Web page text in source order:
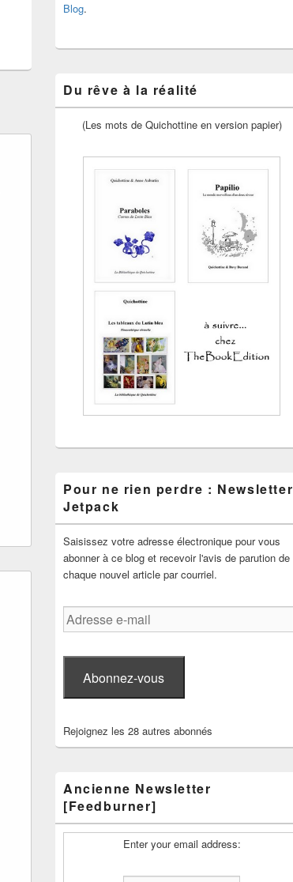
Blog.
Du rêve à la réalité
(Les mots de Quichottine en version papier)
Pour ne rien perdre : Newsletter
Jetpack
Saisissez votre adresse électronique pour vous
abonner à ce blog et recevoir l'avis de parution de
chaque nouvel article par courriel.
Adresse
e-
Abonnez-vous
Rejoignez les 28 autres abonnés
Ancienne Newsletter
[Feedburner]
Enter your email address: